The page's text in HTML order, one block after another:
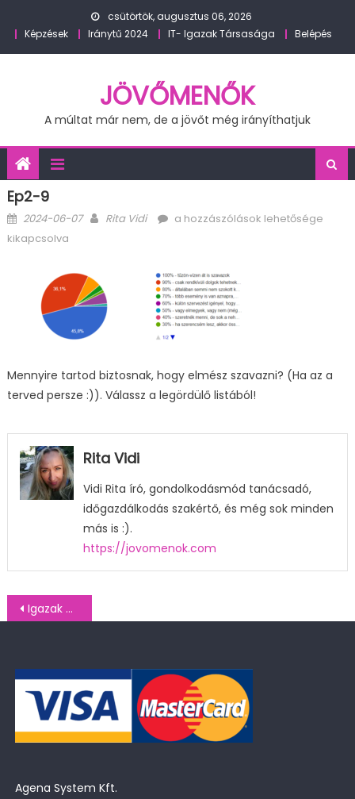
csütörtök, augusztus 06, 2026
Képzések
Iránytű 2024 IT- Igazak Társasága Belépés
JÖVŐMENŐK
A múltat már nem, de a jövőt még irányíthatjuk
Ep2-9
Posted
on
2024-06-07 Author
Rita Vidi
ep2-
a hozzászólások lehetősége
kikapcsolva
Mennyire tartod biztosnak, hogy elmész szavazni? (Ha az a
terved persze :)). Válassz a legördülő listából!
Rita Vidi
Vidi Rita író, gondolkodásmód tanácsadó,
időgazdálkodás szakértő, és még sok minden
más is :).
https://jovomenok.com
Bejegyzés
Igazak Társasága kutatás: EP választás/II. (2024. 06. 04-06.)
Agena System Kft.